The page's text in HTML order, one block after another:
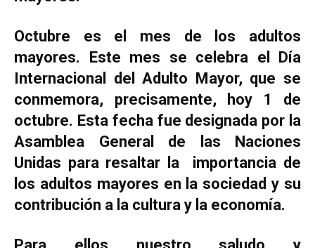
Octubre es el mes de los adultos
mayores. Este mes se celebra el Día
Internacional del Adulto Mayor, que se
conmemora, precisamente, hoy 1 de
octubre. Esta fecha fue designada por la
Asamblea General de las Naciones
Unidas para resaltar la importancia de
los adultos mayores en la sociedad y su
contribución a la cultura y la economía.